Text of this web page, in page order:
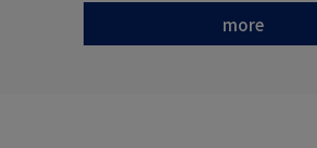
more